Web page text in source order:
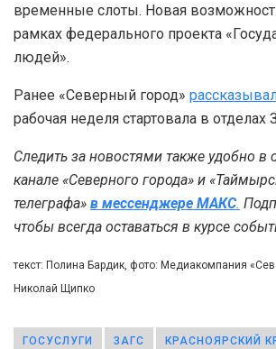
временные слоты. Новая
рамках федерального проекта
людей».
Ранее «Северный город»
рабочая неделя стартовала в отделах
Следить за новостями также удобно в
канале «Северного города» и
телеграфа» в мессенджере MAКС.
чтобы всегда оставаться в курсе
текст: Полина Бардик, фото: Медиакомпания
Николай Щипко
ГОСУСЛУГИ ЗАГС КРАСНОЯРСКИЙ